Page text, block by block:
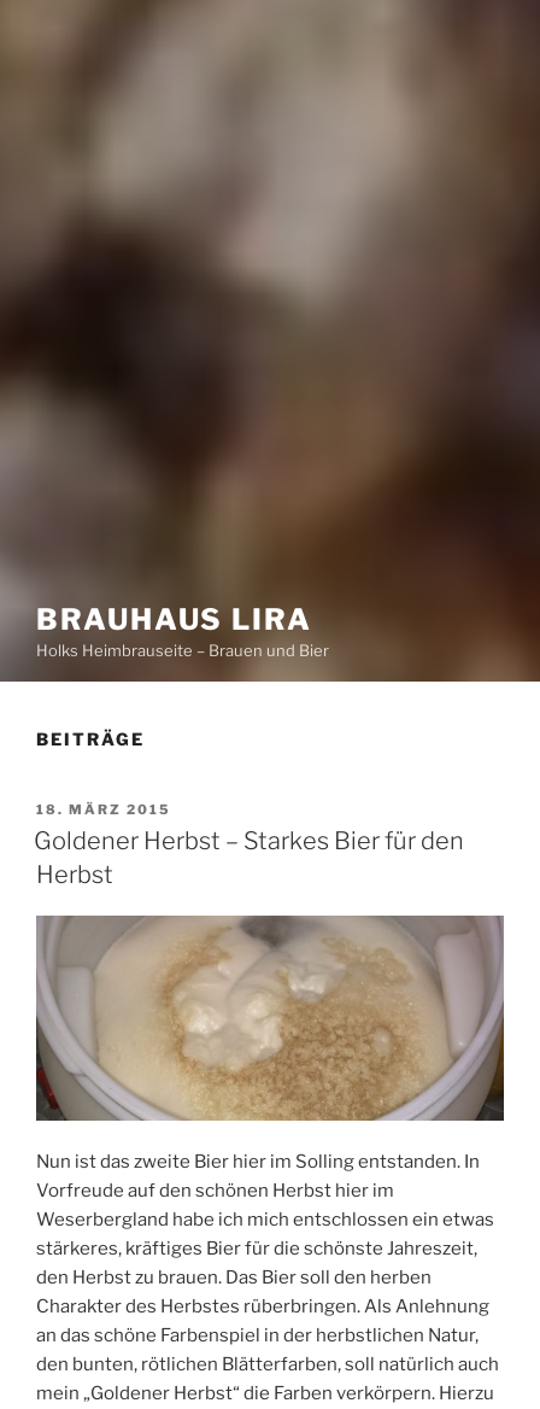
BRAUHAUS LIRA
Holks Heimbrauseite – Brauen und Bier
BEITRÄGE
VERÖFFENTLICHT
AM
18. MÄRZ 2015
Goldener Herbst – Starkes Bier für den
Herbst
Nun ist das zweite Bier hier im Solling entstanden. In
Vorfreude auf den schönen Herbst hier im
Weserbergland habe ich mich entschlossen ein etwas
stärkeres, kräftiges Bier für die schönste Jahreszeit,
den Herbst zu brauen. Das Bier soll den herben
Charakter des Herbstes rüberbringen. Als Anlehnung
an das schöne Farbenspiel in der herbstlichen Natur,
den bunten, rötlichen Blätterfarben, soll natürlich auch
mein „Goldener Herbst“ die Farben verkörpern. Hierzu